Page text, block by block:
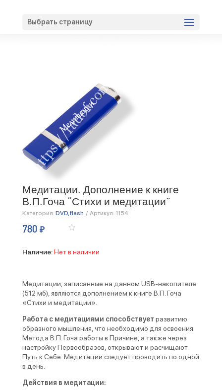
Выбрать страницу
Медитации. Дополнение к книге
В.П.Гоча “Стихи и медитации”
Категория: DVD, flash / Артикул: 1154
780 ₽
Наличие:Нет в наличии
Медитации, записанные на данном USB-накопителе
(512 мб), являются дополнением к книге В.П. Гоча
«Стихи и медитации».
Работа с медитациями способствует развитию
образного мышления, что необходимо для освоения
Метода В.П. Гоча работы в Причине, а также через
настройку Первообразов, открывают и расчищают
Путь к Себе. Медитации следует проводить по одной
в день.
Действия в медитации: